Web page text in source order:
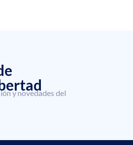
y novedades del